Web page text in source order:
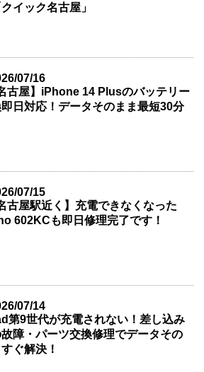
イック名古屋」
07/16
古屋】iPhone 14 Plusのバッテリー
日対応！データそのまま最短30分
07/15
古屋駅近く】充電できなくなった
602KCも即日修理完了です！
07/14
第9世代が充電されない！差し込み
故障・パーツ交換修理でデータその
ぐ解決！